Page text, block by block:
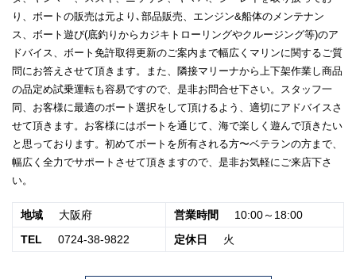
り、ボートの販売は元より､部品販売、エンジン&船体のメンテナン
ス、ボート遊び(底釣りからカジキトローリングやクルージング等)のア
ドバイス、ボート免許取得更新のご案内まで幅広くマリンに関するご質
問にお答えさせて頂きます。また、隣接マリーナから上下架作業し商品
の品定め試乗運転も容易ですので、是非お問合せ下さい。スタッフ一
同、お客様に最適のボート選択をして頂けるよう、適切にアドバイスさ
せて頂きます。お客様にはボートを通じて、海で楽しく遊んで頂きたい
と思っております。初めてボートを所有される方〜ベテランの方まで、
幅広く全力でサポートさせて頂きますので、是非お気軽にご来店下さ
い。
地域 大阪府 営業時間
10:00～18:00
TEL
0724-38-9822 定休日 火